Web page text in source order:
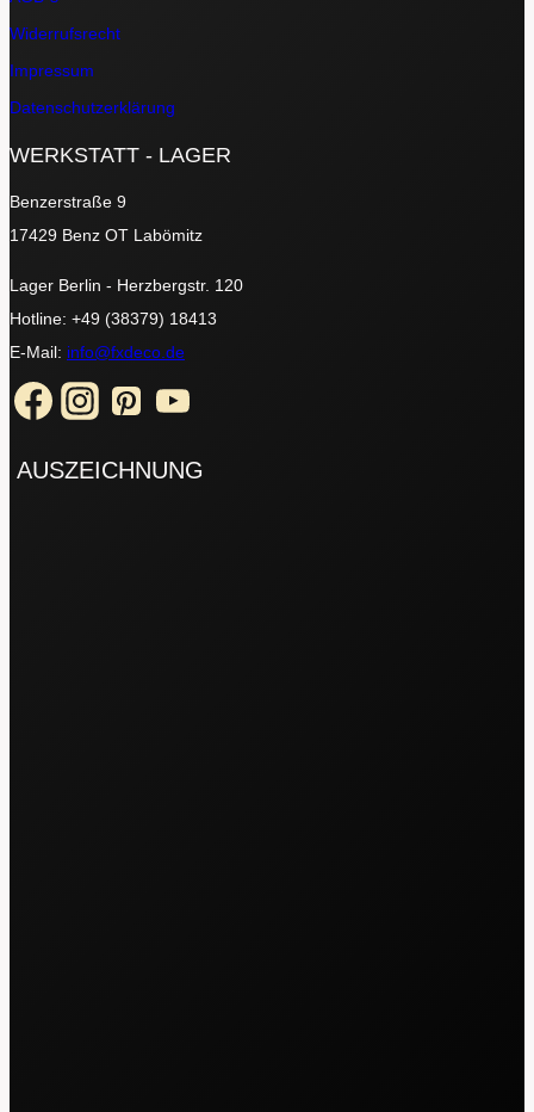
Widerrufsrecht
Impressum
Datenschutzerklärung
WERKSTATT - LAGER
Benzerstraße 9
17429 Benz OT Labömitz
Lager Berlin - Herzbergstr. 120
Hotline: +49 (38379) 18413
E-Mail: info@fxdeco.de
AUSZEICHNUNG